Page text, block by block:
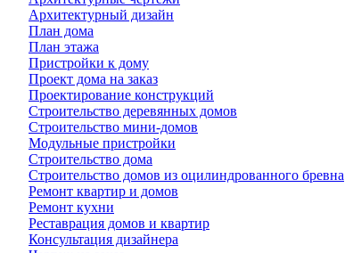
Архитектурный дизайн
План дома
План этажа
Пристройки к дому
Проект дома на заказ
Проектирование конструкций
Строительство деревянных домов
Строительство мини-домов
Модульные пристройки
Строительство дома
Строительство домов из оцилиндрованного бревна
Ремонт квартир и домов
Ремонт кухни
Реставрация домов и квартир
Консультация дизайнера